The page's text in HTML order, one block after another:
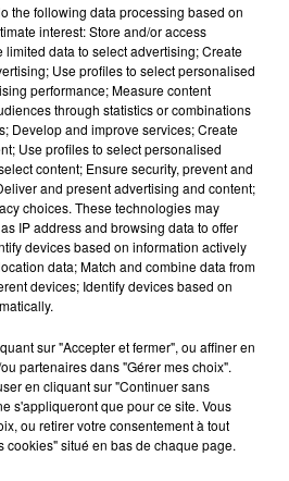
2026
sort enfin le remix de « Love
» avec Kylie Minogue
the following data processing based on
interest: Store and/or access
data to select advertising; Create
Use profiles to select personalised
performance; Measure content
through statistics or combinations
Develop and improve services; Create
Use profiles to select personalised
content; Ensure security, prevent and
and present advertising and content;
choices. These technologies may
IP address and browsing data to offer
devices based on information actively
data; Match and combine data from
devices; Identify devices based on
sur "Accepter et fermer", ou affiner en
partenaires dans "Gérer mes choix".
en cliquant sur "Continuer sans
s'appliqueront que pour ce site. Vous
ou retirer votre consentement à tout
cookies" situé en bas de chaque page.